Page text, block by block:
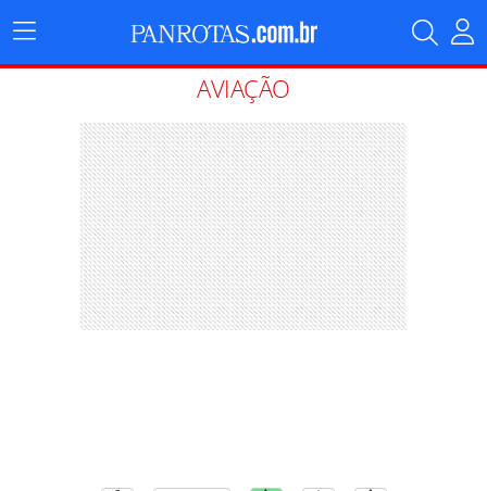
Menu
Principal
AVIAÇÃO